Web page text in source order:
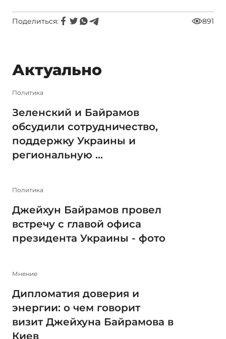
Поделиться: 891
Актуально
Политика
Зеленский и Байрамов
обсудили сотрудничество,
поддержку Украины и
региональную ...
Политика
Джейхун Байрамов провел
встречу с главой офиса
президента Украины - фото
Мнение
Дипломатия доверия и
энергии: о чем говорит
визит Джейхуна Байрамова в
Киев